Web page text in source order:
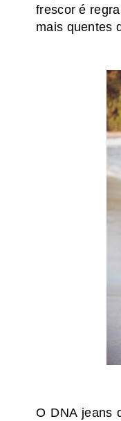
frescor é
mais quentes
O DNA jeans